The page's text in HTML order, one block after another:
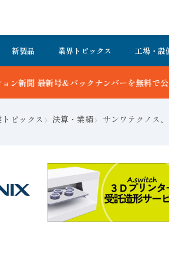
新製品 業界トピックス 工場・設
で公開中 詳細はこちら
ピックス 決算・業績 サンワテクノス